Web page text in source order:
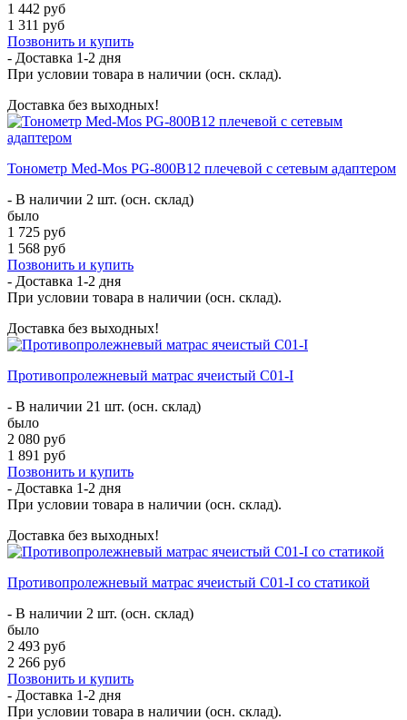
1 442 руб
1 311 руб
Позвонить и купить
- Доставка 1-2 дня
При условии товара в наличии (осн. склад).
Доставка без выходных!
Тонометр Med-Mos PG-800B12 плечевой с сетевым адаптером
- В наличии 2 шт. (осн. склад)
было
1 725 руб
1 568 руб
Позвонить и купить
- Доставка 1-2 дня
При условии товара в наличии (осн. склад).
Доставка без выходных!
Противопролежневый матрас ячеистый C01-I
- В наличии 21 шт. (осн. склад)
было
2 080 руб
1 891 руб
Позвонить и купить
- Доставка 1-2 дня
При условии товара в наличии (осн. склад).
Доставка без выходных!
Противопролежневый матрас ячеистый C01-I со статикой
- В наличии 2 шт. (осн. склад)
было
2 493 руб
2 266 руб
Позвонить и купить
- Доставка 1-2 дня
При условии товара в наличии (осн. склад).